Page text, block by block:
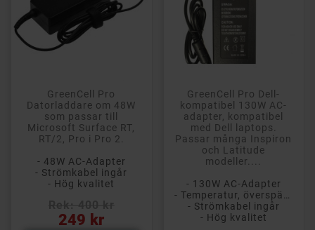
GreenCell Pro
Datorladdare om 48W
som passar till
Microsoft Surface RT,
RT/2, Pro i Pro 2.
- 48W AC-Adapter
- Strömkabel ingår
- Hög kvalitet
249 kr
GreenCell Pro Dell-
kompatibel 130W AC-
adapter, kompatibel
med Dell laptops.
Passar många Inspiron
och Latitude
modeller....
- 130W AC-Adapter
- Temperatur, överspänning och kortslutningsskydd
- Strömkabel ingår
- Hög kvalitet